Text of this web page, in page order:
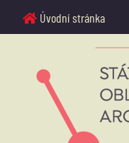
Úvodní stránka